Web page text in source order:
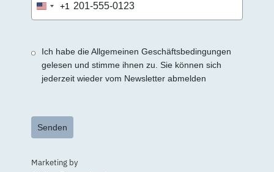
United
States
+1
Ich habe die Allgemeinen Geschäftsbedingungen
gelesen und stimme ihnen zu. Sie können sich
jederzeit wieder vom Newsletter abmelden
Senden
Marketing by